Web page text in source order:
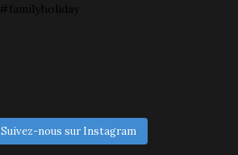
Suivez-nous sur Instagram